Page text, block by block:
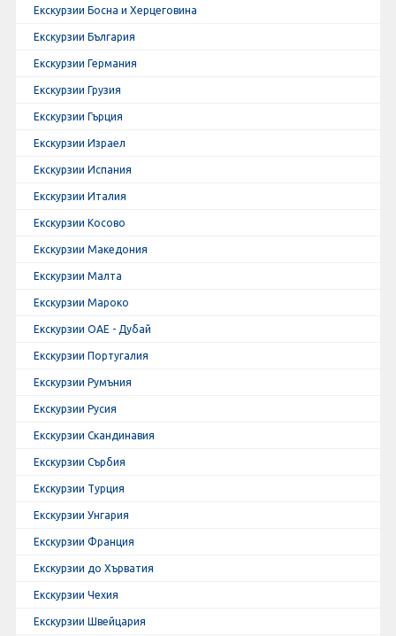
Екскурзии Босна и Херцеговина
Екскурзии България
Екскурзии Германия
Екскурзии Грузия
Екскурзии Гърция
Екскурзии Израел
Екскурзии Испания
Екскурзии Италия
Екскурзии Косово
Екскурзии Македония
Екскурзии Малта
Екскурзии Мароко
Екскурзии ОАЕ - Дубай
Екскурзии Португалия
Екскурзии Румъния
Екскурзии Русия
Екскурзии Скандинавия
Екскурзии Сърбия
Екскурзии Турция
Екскурзии Унгария
Екскурзии Франция
Екскурзии до Хърватия
Екскурзии Чехия
Екскурзии Швейцария